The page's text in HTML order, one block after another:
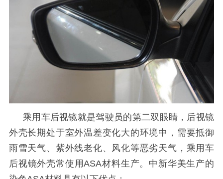
乘用车后视镜就是驾驶员的第二双眼睛，后视镜
外壳长期处于室外温差变化大的环境中，需要抵御
雨雪天气、紫外线老化、风化等恶劣天气，乘用车
后视镜外壳常使用ASA材料生产。中新华美生产的